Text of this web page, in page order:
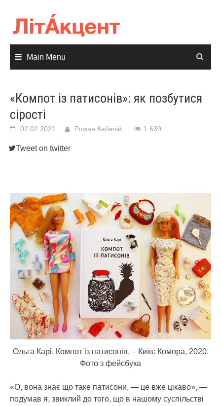
content
Main Menu
«Компот із патисонів»: як позбутися
сірості
02.02.2021 Роман Кабачій 1 639
Tweet on twitter
Ольга Карі. Компот із патисонів. – Київ: Комора, 2020.
Фото з фейсбука
«О, вона знає що таке патисони, — це вже цікаво», —
подумав я, звиклий до того, що в нашому суспільстві